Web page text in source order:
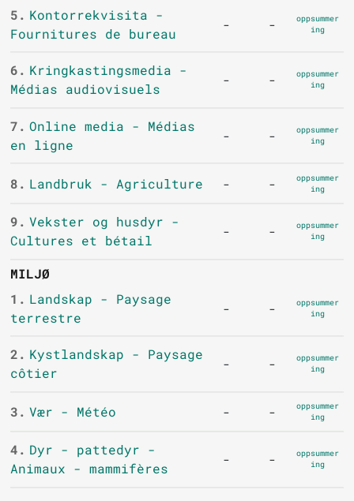
5. Kontorrekvisita -
Fournitures de bureau
- -
oppsummer
ing
6. Kringkastingsmedia -
Médias audiovisuels
- -
oppsummer
ing
7. Online media - Médias
en ligne
- -
oppsummer
ing
8. Landbruk - Agriculture - -
oppsummer
ing
9. Vekster og husdyr -
Cultures et bétail
- -
oppsummer
ing
MILJØ
1. Landskap - Paysage
terrestre
- -
oppsummer
ing
2. Kystlandskap - Paysage
côtier
- -
oppsummer
ing
3. Vær - Météo - -
oppsummer
ing
4. Dyr - pattedyr -
Animaux - mammifères
- -
oppsummer
ing